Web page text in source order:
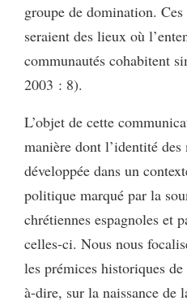
groupe de domination.
seraient des lieux où
communautés cohabitent
2003 : 8).
L’objet de cette
manière dont l’identité des
développée dans un
politique marqué par la
chrétiennes espagnoles et
celles-ci. Nous nous
les prémices historiques
à-dire, sur la naissance de